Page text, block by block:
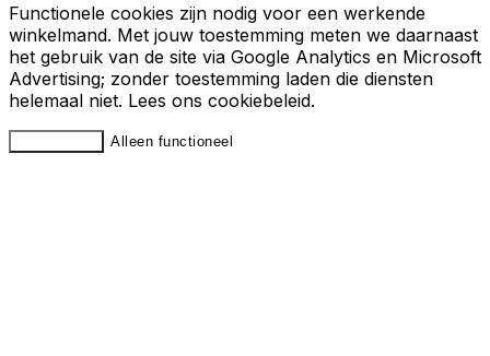
Functionele cookies zijn nodig voor een werkende
winkelmand. Met jouw toestemming meten we daarnaast
het gebruik van de site via Google Analytics en Microsoft
Advertising; zonder toestemming laden die diensten
helemaal niet. Lees ons cookiebeleid.
Alleen functioneel